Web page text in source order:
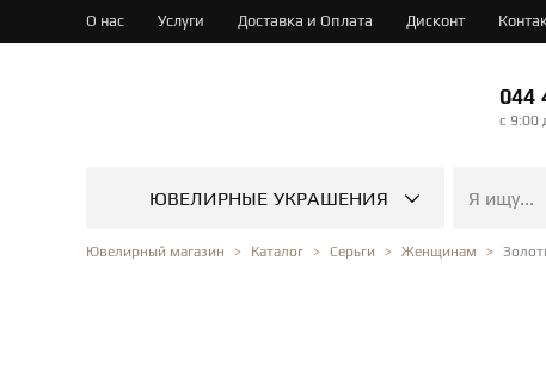
О нас Услуги Доставка и Оплата Дисконт
044
c 9:00
ЮВЕЛИРНЫЕ УКРАШЕНИЯ
Ювелирный магазин Каталог Серьги Женщинам